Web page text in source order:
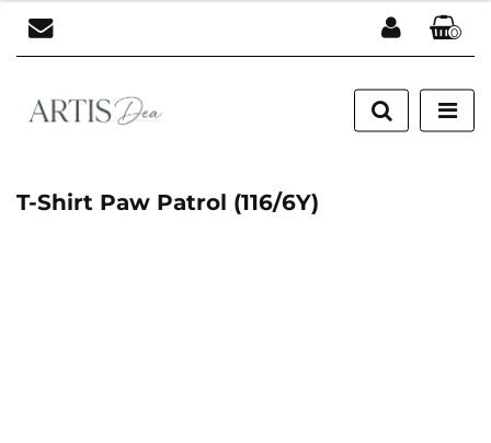
Zaloguj się
Zarejestruj się
0
T-Shirt Paw Patrol (116/6Y)